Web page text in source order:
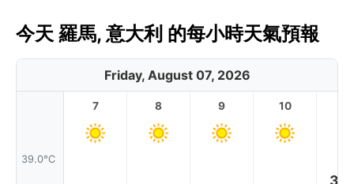
今天 羅馬, 意大利 的每小時天氣預報
Friday, August 07, 2026
39.0°C
7 8 9 10